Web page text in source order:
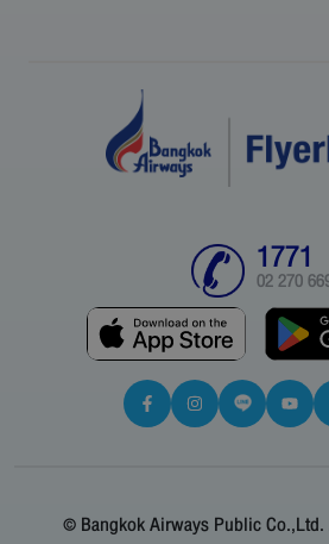
1771
02 270
© Bangkok Airways Public